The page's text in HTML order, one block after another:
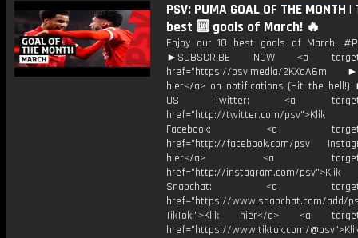
PSV: PUMA GOAL OF THE MONTH |
best 🔟 goals of March! 🔥
Enjoy our 10 best goals of March!
►SUBSCRIBE NOW <a
href="https://psv.media/2KXaA6m
hier</a> on notifications (Hit the bell!)
US Twitter: <a
href="http://twitter.com/psv">Klik
Facebook: <a
href="http://facebook.com/psv
hier</a> <a
href="http://instagram.com/
Snapchat: <a
href="https://www.snapchat.com/add/
TikTok:">Klik hier</a> <a
href="https://www.tiktok.com/